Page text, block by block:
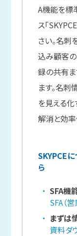
A機能を標
ス「
さい。名刺
込み顧客の
録の共有
ます。名
を見える
解消と効率
SKYPCEに
ら
SFA機
SFA（
まずは
資料ダ